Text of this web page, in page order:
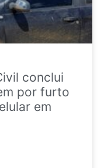
conclui
por furto
em